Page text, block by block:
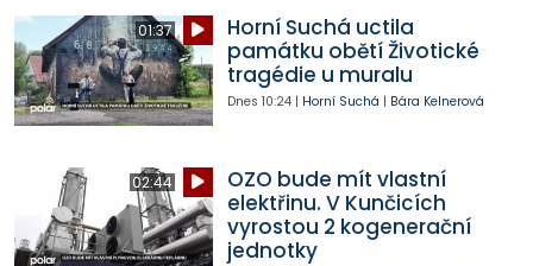
01:37
Horní Suchá uctila
památku obětí Životické
tragédie u muralu
Dnes 10:24| Horní Suchá | Bára Kelnerová
02:44
OZO bude mít vlastní
elektřinu. V Kunčicích
vyrostou 2 kogenerační
jednotky